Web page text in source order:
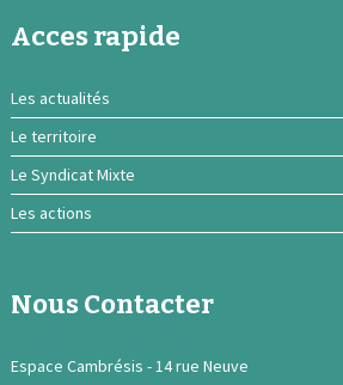
Acces rapide
Les actualités
Le territoire
Le Syndicat Mixte
Les actions
Nous Contacter
Espace Cambrésis - 14 rue Neuve